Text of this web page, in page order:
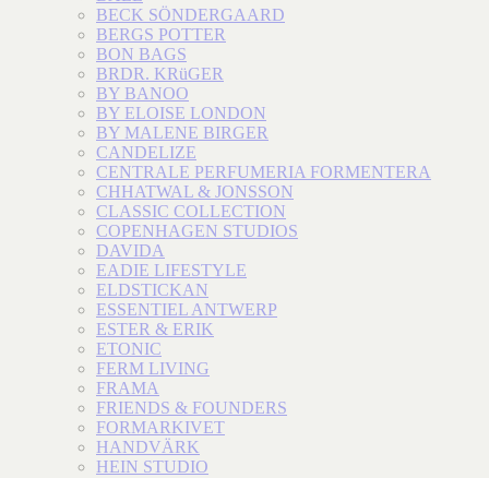
BECK SÖNDERGAARD
BERGS POTTER
BON BAGS
BRDR. KRüGER
BY BANOO
BY ELOISE LONDON
BY MALENE BIRGER
CANDELIZE
CENTRALE PERFUMERIA FORMENTERA
CHHATWAL & JONSSON
CLASSIC COLLECTION
COPENHAGEN STUDIOS
DAVIDA
EADIE LIFESTYLE
ELDSTICKAN
ESSENTIEL ANTWERP
ESTER & ERIK
ETONIC
FERM LIVING
FRAMA
FRIENDS & FOUNDERS
FORMARKIVET
HANDVÄRK
HEIN STUDIO